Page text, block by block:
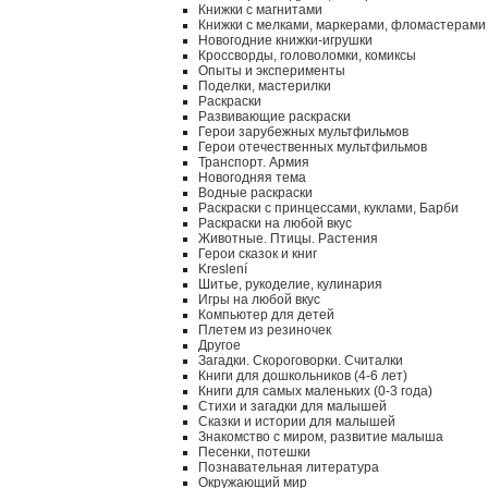
Книжки с магнитами
Книжки с мелками, маркерами, фломастерами
Новогодние книжки-игрушки
Кроссворды, головоломки, комиксы
Опыты и эксперименты
Поделки, мастерилки
Раскраски
Развивающие раскраски
Герои зарубежных мультфильмов
Герои отечественных мультфильмов
Транспорт. Армия
Новогодняя тема
Водные раскраски
Раскраски с принцессами, куклами, Барби
Раскраски на любой вкус
Животные. Птицы. Растения
Герои сказок и книг
Kreslení
Шитье, рукоделие, кулинария
Игры на любой вкус
Компьютер для детей
Плетем из резиночек
Другое
Загадки. Скороговорки. Считалки
Книги для дошкольников (4-6 лет)
Книги для самых маленьких (0-3 года)
Стихи и загадки для малышей
Сказки и истории для малышей
Знакомство с миром, развитие малыша
Песенки, потешки
Познавательная литература
Окружающий мир